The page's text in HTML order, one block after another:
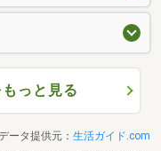
っと見る
ータ提供元： 生活ガイド.com